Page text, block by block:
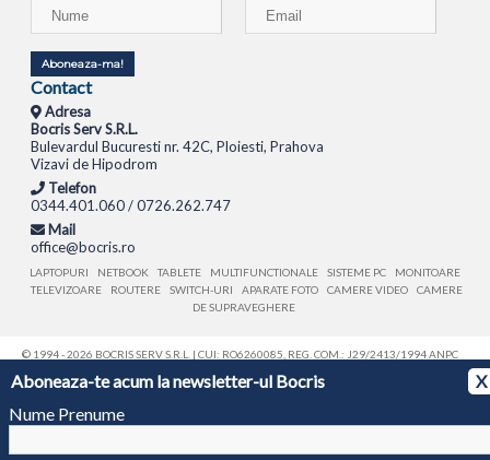
Aboneaza-te acum la newsletter-ul Bocris
X
Nume Prenume
Aboneaza-ma!
Contact
Adresa
Bocris Serv S.R.L.
Bulevardul Bucuresti nr. 42C, Ploiesti, Prahova
Vizavi de Hipodrom
Telefon
0344.401.060 / 0726.262.747
Mail
office@bocris.ro
LAPTOPURI NETBOOK TABLETE MULTIFUNCTIONALE SISTEME PC
MONITOARE
TELEVIZOARE
ROUTERE SWITCH-URI APARATE FOTO CAMERE VIDEO
CAMERE
DE SUPRAVEGHERE
© 1994 - 2026 BOCRIS SERV S.R.L. | CUI: RO6260085, REG. COM.: J29/2413/1994ANPC